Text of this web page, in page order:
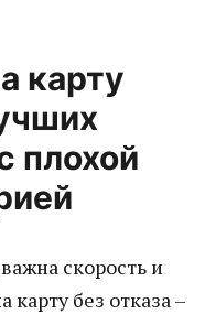
карту
плохой
скорость и
без отказа –